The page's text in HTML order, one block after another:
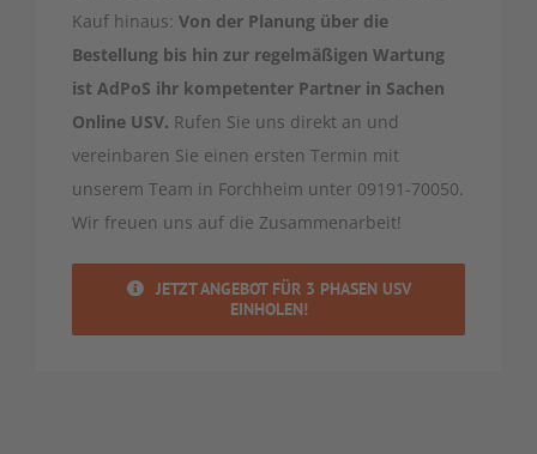
Kauf hinaus: Von der Planung über die
Bestellung bis hin zur regelmäßigen Wartung
ist AdPoS ihr kompetenter Partner in Sachen
Online USV. Rufen Sie uns direkt an und
vereinbaren Sie einen ersten Termin mit
unserem Team in Forchheim unter 09191-70050.
Wir freuen uns auf die Zusammenarbeit!
JETZT ANGEBOT FÜR 3 PHASEN USV
EINHOLEN!